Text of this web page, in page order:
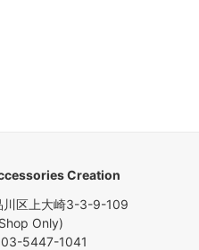
Creation
川区上大崎3-3-9-109
Only)
03-5447-1041